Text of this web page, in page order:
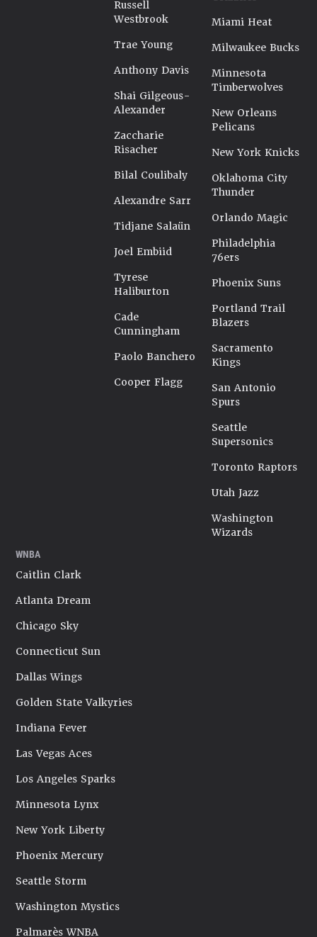
Russell
Westbrook
Trae Young
Anthony Davis
Shai Gilgeous-
Alexander
Zaccharie
Risacher
Bilal Coulibaly
Alexandre Sarr
Tidjane Salaün
Joel Embiid
Tyrese
Haliburton
Cade
Cunningham
Paolo Banchero
Cooper Flagg
Miami Heat
Milwaukee Bucks
Minnesota
Timberwolves
New Orleans
Pelicans
New York Knicks
Oklahoma City
Thunder
Orlando Magic
Philadelphia
76ers
Phoenix Suns
Portland Trail
Blazers
Sacramento
Kings
San Antonio
Spurs
Seattle
Supersonics
Toronto Raptors
Utah Jazz
Washington
Wizards
WNBA
Caitlin Clark
Atlanta Dream
Chicago Sky
Connecticut Sun
Dallas Wings
Golden State Valkyries
Indiana Fever
Las Vegas Aces
Los Angeles Sparks
Minnesota Lynx
New York Liberty
Phoenix Mercury
Seattle Storm
Washington Mystics
Palmarès WNBA